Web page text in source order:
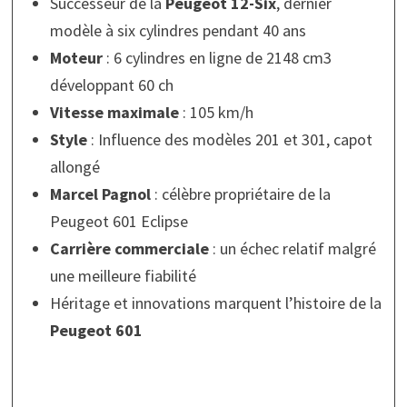
modèle à six cylindres pendant 40 ans
Moteur: 6 cylindres en ligne de 2148 cm3
développant 60 ch
Vitesse maximale: 105 km/h
Style: Influence des modèles 201 et 301, capot
allongé
Marcel Pagnol: célèbre propriétaire de la
Peugeot 601 Eclipse
Carrière commerciale: un échec relatif malgré
une meilleure fiabilité
Héritage et innovations marquent l’histoire de la
Peugeot 601